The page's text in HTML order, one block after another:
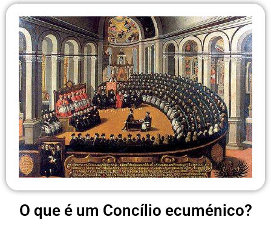
O que é um Concílio ecuménico?